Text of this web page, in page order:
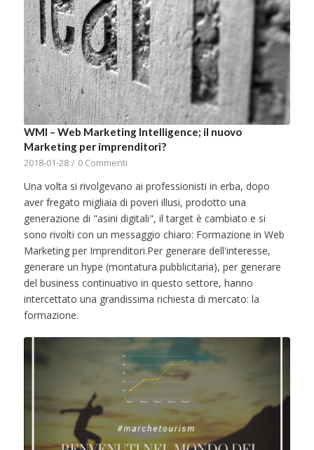
WMI – Web Marketing Intelligence; il nuovo
Marketing per imprenditori?
2018-01-28 / 0 Commenti
Una volta si rivolgevano ai professionisti in erba, dopo
aver fregato migliaia di poveri illusi, prodotto una
generazione di "asini digitali", il target è cambiato e si
sono rivolti con un messaggio chiaro: Formazione in Web
Marketing per Imprenditori.Per generare dell'interesse,
generare un hype (montatura pubblicitaria), per generare
del business continuativo in questo settore, hanno
intercettato una grandissima richiesta di mercato: la
formazione.